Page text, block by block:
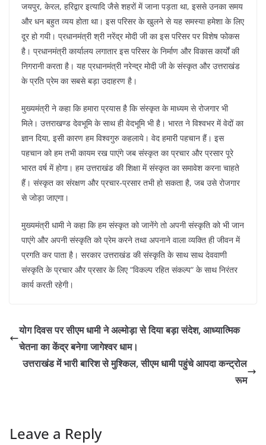
जयपुर, केरल, हरिद्वार इत्यादि जैसे शहरों में जाना पड़ता था, इससे उनका समय
और धन बहुत व्यय होता था। इस परिसर के खुलने से यह समस्या हमेशा के लिए
दूर हो गयी। प्रधानमंत्री श्री नरेंद्र मोदी जी का इस परिसर पर विशेष फोकस
है। प्रधानमंत्री कार्यालय लगातार इस परिसर के निर्माण और विकास कार्यों की
निगरानी करता है। यह प्रधानमंत्री नरेन्द्र मोदी जी के संस्कृत और उत्तराखंड
के प्रति प्रेम का सबसे बड़ा उदाहरण है।
मुख्यमंत्री ने कहा कि हमारा प्रयास है कि संस्कृत के माध्यम से रोजगार भी
मिले। उत्तराखण्ड देवभूमि के साथ ही वेदभूमि भी है। भारत ने विश्वभर में वेदों का
ज्ञान दिया, इसी कारण हम विश्वगुरु कहलाये। वेद हमारी पहचान हैं। इस
पहचान को हम तभी कायम रख पाएंगे जब संस्कृत का प्रचार और प्रसार पूरे
भारत वर्ष में होगा। हम उत्तराखंड की शिक्षा में संस्कृत का समावेश करना चाहते
हैं। संस्कृत का संरक्षण और प्रचार-प्रसार तभी हो सकता है, जब उसे रोजगार
से जोड़ा जाएगा।
मुख्यमंत्री धामी ने कहा कि हम संस्कृत को जानेंगे तो अपनी संस्कृति को भी जान
पाएंगे और अपनी संस्कृति को प्रेम करने तथा अपनाने वाला व्यक्ति ही जीवन में
प्रगति कर पाता है। सरकार उत्तराखंड की संस्कृति के साथ साथ देववाणी
संस्कृति के प्रचार और प्रसार के लिए “विकल्प रहित संकल्प“ के साथ निरंतर
कार्य करती रहेगी।
योग दिवस पर सीएम धामी ने अल्मोड़ा से दिया बड़ा संदेश, आध्यात्मिक
चेतना का केंद्र बनेगा जागेश्वर धाम।
उत्तराखंड में भारी बारिश से मुश्किल, सीएम धामी पहुंचे आपदा कन्ट्रोल
रूम
Leave a Reply